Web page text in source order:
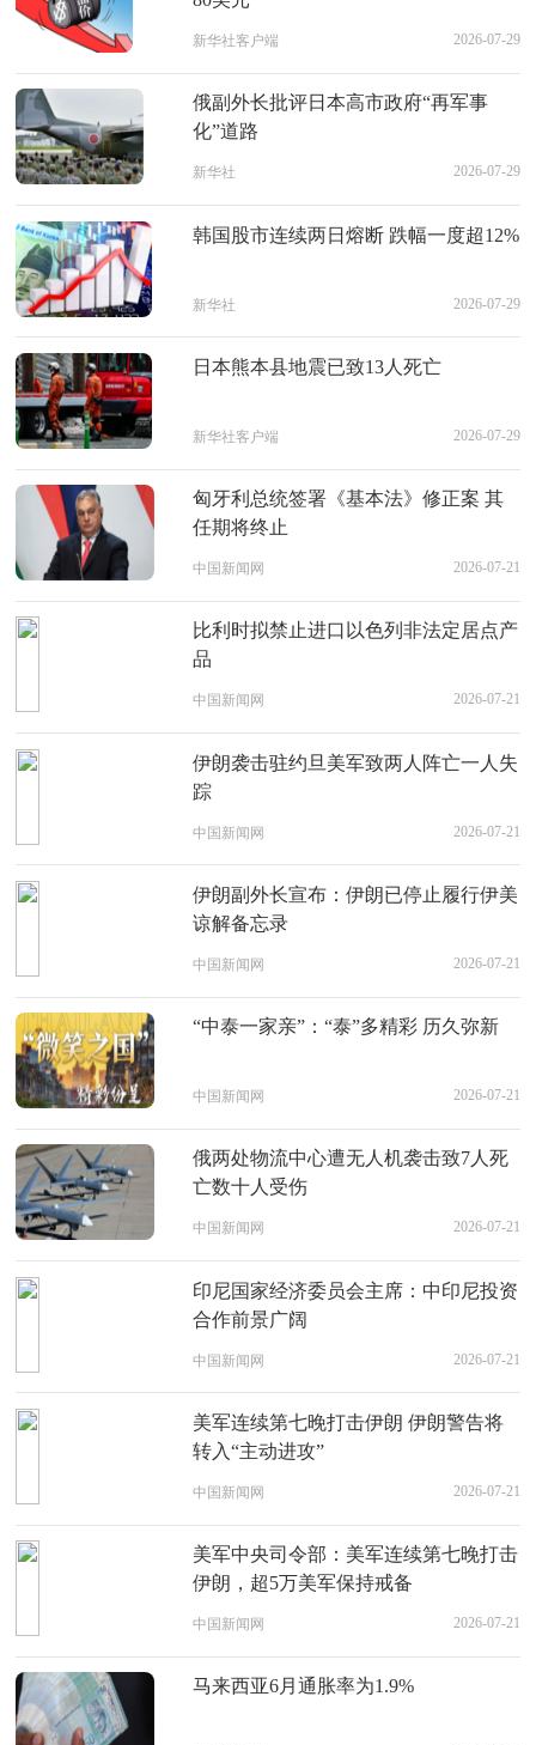
新华社客户端 2026-07-29
俄副外长批评日本高市政府“再军事
化”道路
新华社 2026-07-29
韩国股市连续两日熔断 跌幅一度超12%
新华社 2026-07-29
日本熊本县地震已致13人死亡
新华社客户端 2026-07-29
匈牙利总统签署《基本法》修正案 其
任期将终止
中国新闻网 2026-07-21
比利时拟禁止进口以色列非法定居点产
品
中国新闻网 2026-07-21
伊朗袭击驻约旦美军致两人阵亡一人失
踪
中国新闻网 2026-07-21
伊朗副外长宣布：伊朗已停止履行伊美
谅解备忘录
中国新闻网 2026-07-21
“中泰一家亲”：“泰”多精彩 历久弥新
中国新闻网 2026-07-21
俄两处物流中心遭无人机袭击致7人死
亡数十人受伤
中国新闻网 2026-07-21
印尼国家经济委员会主席：中印尼投资
合作前景广阔
中国新闻网 2026-07-21
美军连续第七晚打击伊朗 伊朗警告将
转入“主动进攻”
中国新闻网 2026-07-21
美军中央司令部：美军连续第七晚打击
伊朗，超5万美军保持戒备
中国新闻网 2026-07-21
马来西亚6月通胀率为1.9%